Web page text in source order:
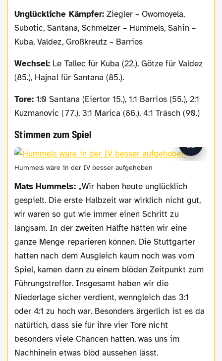
Unglückliche Kämpfer:Ziegler – Owomoyela,
Subotic, Santana, Schmelzer – Hummels, Sahin –
Kuba, Valdez, Großkreutz – Barrios
Wechsel: Le Tallec für Kuba (22.), Götze für Valdez
(85.), Hajnal für Santana (85.).
Tore: 1:0 Santana (Eiertor 15.), 1:1 Barrios (55.), 2:1
Kuzmanovic (77.), 3:1 Marica (86.), 4:1 Träsch (90.)
Stimmen zum Spiel
Hummels wäre in der IV besser aufgehoben
Mats Hummels:„Wir haben heute unglücklich
gespielt. Die erste Halbzeit war wirklich nicht gut,
wir waren so gut wie immer einen Schritt zu
langsam. In der zweiten Hälfte hätten wir eine
ganze Menge reparieren können. Die Stuttgarter
hatten nach dem Ausgleich kaum noch was vom
Spiel, kamen dann zu einem blöden Zeitpunkt zum
Führungstreffer. Insgesamt haben wir die
Niederlage sicher verdient, wenngleich das 3:1
oder 4:1 zu hoch war. Besonders ärgerlich ist es da
natürlich, dass sie für ihre vier Tore nicht
besonders viele Chancen hatten, was uns im
Nachhinein etwas blöd aussehen lässt.